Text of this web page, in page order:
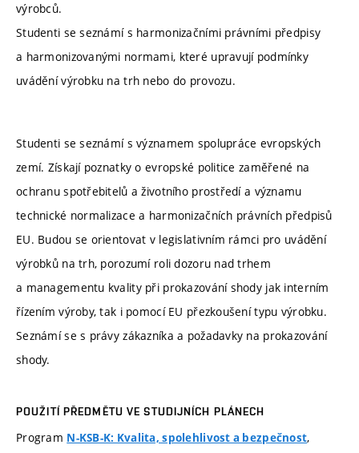
výrobců.
Studenti se seznámí s harmonizačními právními předpisy
a harmonizovanými normami, které upravují podmínky
uvádění výrobku na trh nebo do provozu.
Studenti se seznámí s významem spolupráce evropských
zemí. Získají poznatky o evropské politice zaměřené na
ochranu spotřebitelů a životního prostředí a významu
technické normalizace a harmonizačních právních předpisů
EU. Budou se orientovat v legislativním rámci pro uvádění
výrobků na trh, porozumí roli dozoru nad trhem
a managementu kvality při prokazování shody jak interním
řízením výroby, tak i pomocí EU přezkoušení typu výrobku.
Seznámí se s právy zákazníka a požadavky na prokazování
shody.
POUŽITÍ PŘEDMĚTU VE STUDIJNÍCH PLÁNECH
Program N-KSB-K: Kvalita, spolehlivost a bezpečnost,